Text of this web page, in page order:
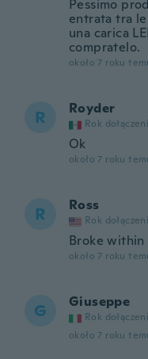
Pessimo
entrata tra
una carica
compratelo.
około 7 roku
R Royder
Rok
Ok
około 7 roku
R Ross
Rok
Broke within
około 7 roku
G Giuseppe
Rok
około 7 roku